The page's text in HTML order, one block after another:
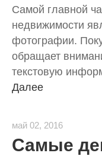
Самой главной
недвижимости
фотографии.
обращает
текстовую
Далее
май 02, 2016
Самые